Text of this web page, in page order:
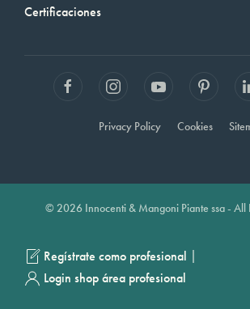
Certificaciones
Privacy Policy Cookies
© 2026 Innocenti & Mangoni Piante ssa - All
Regístrate como profesional |
Login shop área profesional